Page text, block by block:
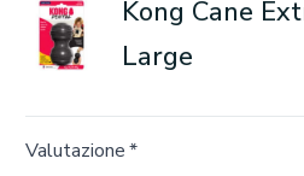
Kong Cane
Large
Valutazione*